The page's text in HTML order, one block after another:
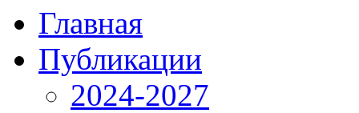
Главная
Публикации
2024-2027